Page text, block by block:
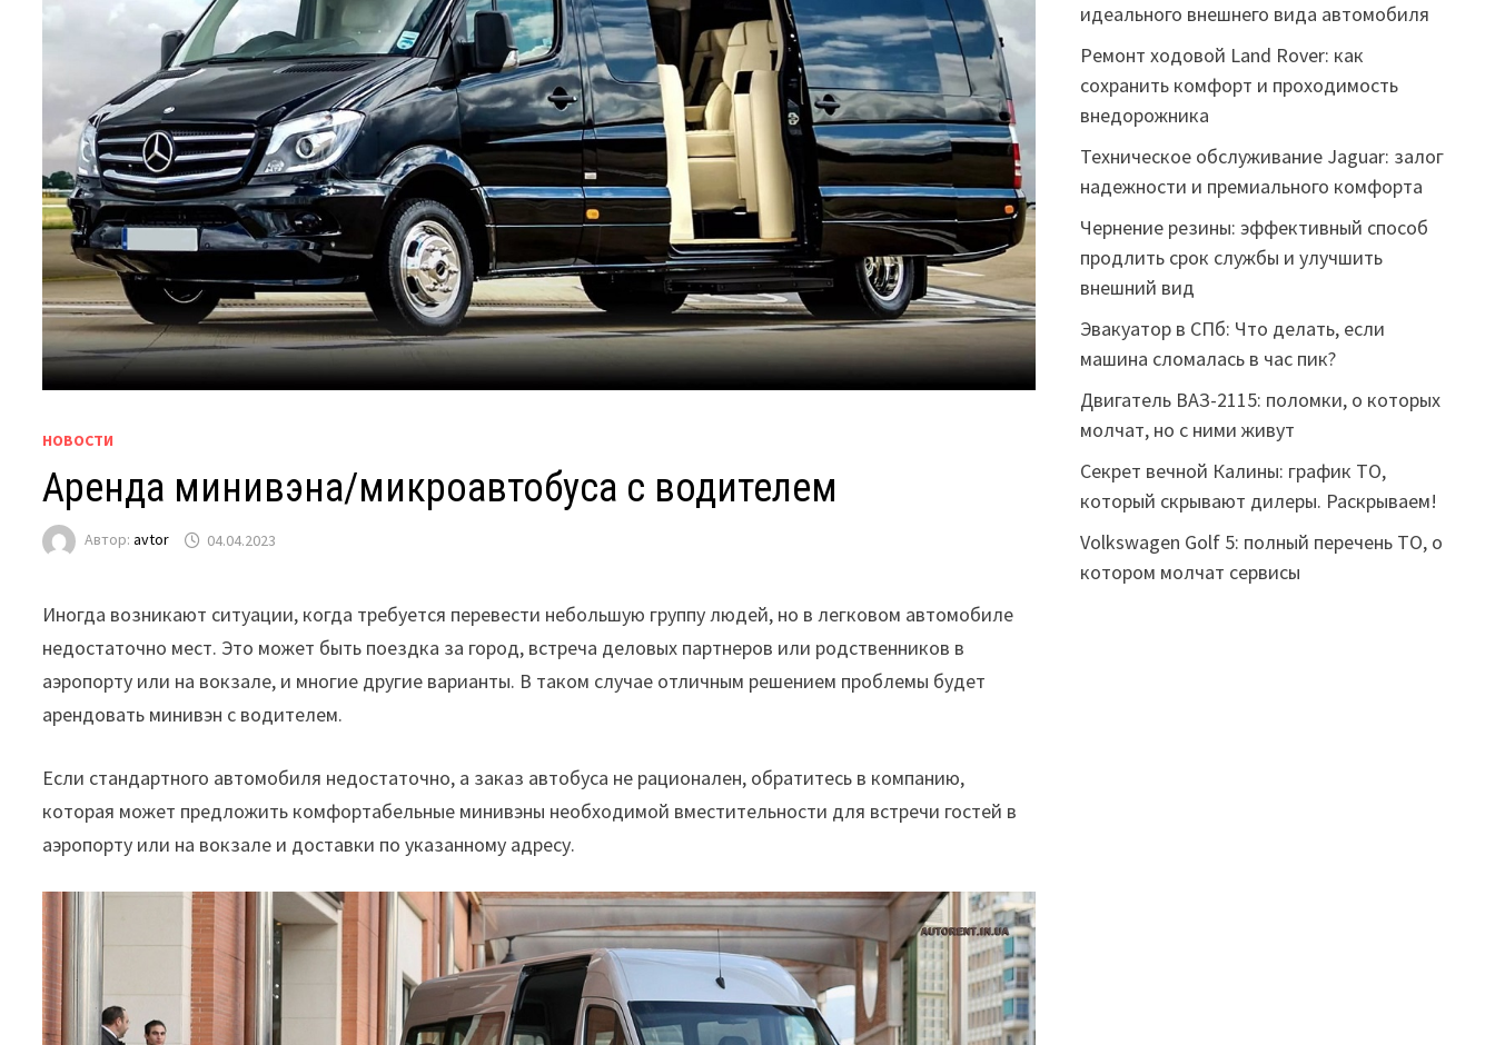
НОВОСТИ
Аренда минивэна/микроавтобуса с водителем
Автор:avtor 04.04.2023
Иногда возникают ситуации, когда требуется перевести небольшую группу людей, но в легковом автомобиле
недостаточно мест. Это может быть поездка за город, встреча деловых партнеров или родственников в
аэропорту или на вокзале, и многие другие варианты. В таком случае отличным решением проблемы будет
арендовать минивэн с водителем.
Если стандартного автомобиля недостаточно, а заказ автобуса не рационален, обратитесь в компанию,
которая может предложить комфортабельные минивэны необходимой вместительности для встречи гостей в
аэропорту или на вокзале и доставки по указанному адресу.
идеального внешнего вида автомобиля
Ремонт ходовой Land Rover: как
сохранить комфорт и проходимость
внедорожника
Техническое обслуживание Jaguar: залог
надежности и премиального комфорта
Чернение резины: эффективный способ
продлить срок службы и улучшить
внешний вид
Эвакуатор в СПб: Что делать, если
машина сломалась в час пик?
Двигатель ВАЗ-2115: поломки, о которых
молчат, но с ними живут
Секрет вечной Калины: график ТО,
который скрывают дилеры. Раскрываем!
Volkswagen Golf 5: полный перечень ТО, о
котором молчат сервисы